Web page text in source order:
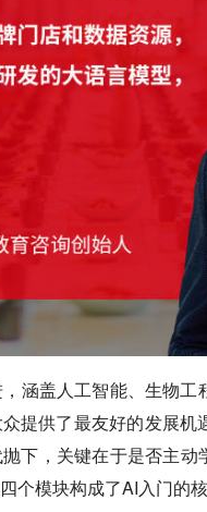
涵盖人工智能、生物
提供了最友好的发展
下，关键在于是否主
模块构成了AI入门的核